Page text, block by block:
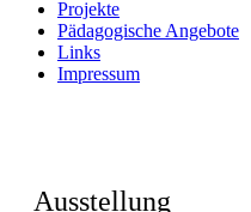
Pro­jek­te
Päd­ago­gi­sche Angebote
Links
Im­pres­sum
Ausstellung